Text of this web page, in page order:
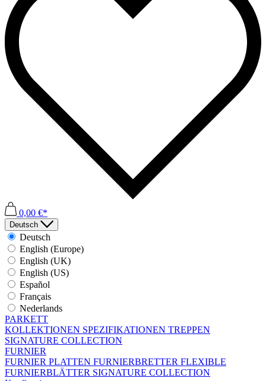
0,00 €*
Deutsch
Deutsch
English (Europe)
English (UK)
English (US)
Español
Français
Nederlands
PARKETT
KOLLEKTIONEN SPEZIFIKATIONEN TREPPEN
SIGNATURE COLLECTION
FURNIER
FURNIER PLATTEN FURNIERBRETTER FLEXIBLE
FURNIERBLÄTTER SIGNATURE COLLECTION